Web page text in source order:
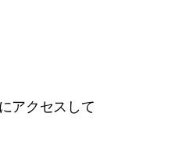
アクセスして